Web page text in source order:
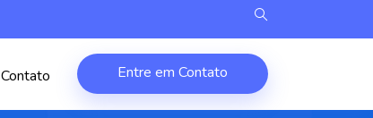
Contato Entre em Contato